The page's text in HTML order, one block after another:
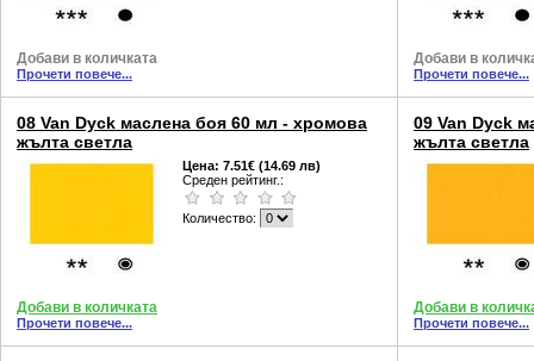
Добави в количката
Прочети повече...
Добави в
Прочети повече...
08 Van Dyck маслена боя 60 мл - хромова
жълтa светла
Цена: 7.51€ (14.69 лв)
Среден рейтинг.:
Количество:
Добави в количката
Прочети повече...
09 Van Dyck
жълтa светла
Добави в
Прочети повече...